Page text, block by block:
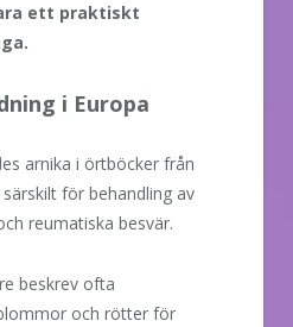
ett praktiskt
i Europa
arnika i örtböcker från
för behandling av
reumatiska besvär.
beskrev ofta
och rötter för